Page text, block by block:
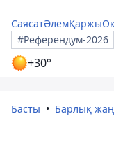
СаясатӘлемҚаржы
#Референдум-2026
+30°
Басты Барлық